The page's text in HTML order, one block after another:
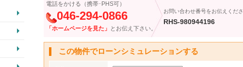
電話をかける（携帯･PHS可）
046-294-0866
「ホームページを見た」 とお伝え下さい。
お問い合わせ番号をお伝えくだ
RHS-980944196
この物件でローンシミュレーションする